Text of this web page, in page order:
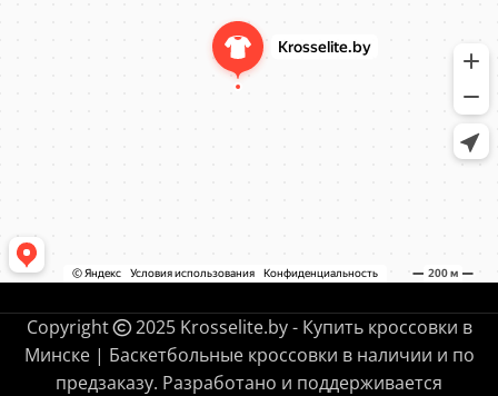
Copyright
2025 Krosselite.by - Купить кроссовки в
Минске | Баскетбольные кроссовки в наличии и по
предзаказу. Разработано и поддерживается